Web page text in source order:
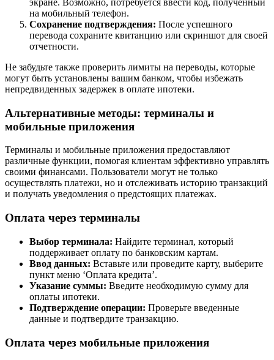
экране. Возможно, потребуется ввести код, полученный
на мобильный телефон.
Сохранение подтверждения: После успешного
перевода сохраните квитанцию или скриншот для своей
отчетности.
Не забудьте также проверить лимиты на переводы, которые
могут быть установлены вашим банком, чтобы избежать
непредвиденных задержек в оплате ипотеки.
Альтернативные методы: терминалы и
мобильные приложения
Терминалы и мобильные приложения предоставляют
различные функции, помогая клиентам эффективно управлять
своими финансами. Пользователи могут не только
осуществлять платежи, но и отслеживать историю транзакций
и получать уведомления о предстоящих платежах.
Оплата через терминалы
Выбор терминала: Найдите терминал, который
поддерживает оплату по банковским картам.
Ввод данных: Вставьте или проведите карту, выберите
пункт меню ‘Оплата кредита’.
Указание суммы: Введите необходимую сумму для
оплаты ипотеки.
Подтверждение операции: Проверьте введенные
данные и подтвердите транзакцию.
Оплата через мобильные приложения